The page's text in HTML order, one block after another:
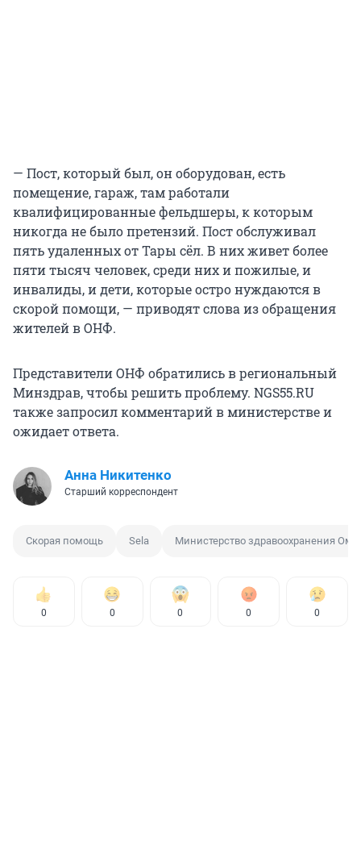
— Пост, который был, он оборудован, есть
помещение, гараж, там работали
квалифицированные фельдшеры, к которым
никогда не было претензий. Пост обслуживал
пять удаленных от Тары сёл. В них живет более
пяти тысяч человек, среди них и пожилые, и
инвалиды, и дети, которые остро нуждаются в
скорой помощи, — приводят слова из обращения
жителей в ОНФ.
Представители ОНФ обратились в региональный
Минздрав, чтобы решить проблему. NGS55.RU
также запросил комментарий в министерстве и
ожидает ответа.
Анна Никитенко
Старший корреспондент
Скорая помощь Sela Министерство здравоохранения
0 0 0 0 0